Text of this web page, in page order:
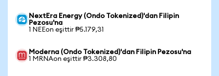
NextEra Energy (Ondo Tokenized)'dan Filipin
Pezosu'na
1 NEEon eşittir ₱5.179,31
Moderna (Ondo Tokenized)'dan Filipin Pezosu'na
1 MRNAon eşittir ₱3.308,80